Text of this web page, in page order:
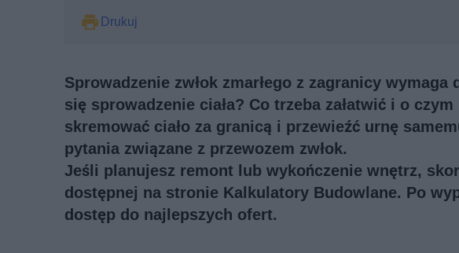
Drukuj
Sprowadzenie zwłok zmarłego z zagranicy
się sprowadzenie ciała? Co trzeba załatwić i o
skremować ciało za granicą i przewieźć urnę
pytania związane z przewozem zwłok.
Jeśli planujesz remont lub wykończenie wnętrz,
dostępnej na stronie Kalkulatory Budowlane. Po
dostęp do najlepszych ofert.